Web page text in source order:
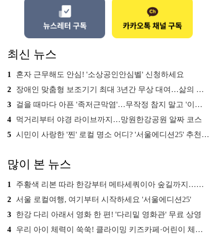
최신 뉴스
1
혼자 근무해도 안심! '소상공인안심벨' 신청하세요
2
장애인 맞춤형 보조기기 최대 3년간 무상 대여…삶의 질 높인다
3
걸을 때마다 아픈 '족저근막염'…무작정 참지 말고 '이것' 해보세요!
4
먹거리부터 야경 라이브까지…망원한강공원 알짜 코스
5 시민이 사랑한 '찐' 로컬 명소 어디? '서울에디션25' 추천 코스
많이 본 뉴스
1
주황색 리본 따라 한강부터 메타세쿼이아 숲길까지…서울둘레길 15코스
2 서울 로컬여행, 여기부터 시작하세요 '서울에디션25'
3
한강 다리 아래서 영화 한 편! '다리밑 영화관' 무료 상영
4
우리 아이 체력이 쑥쑥! 클라이밍 키즈카페·어린이 체력장